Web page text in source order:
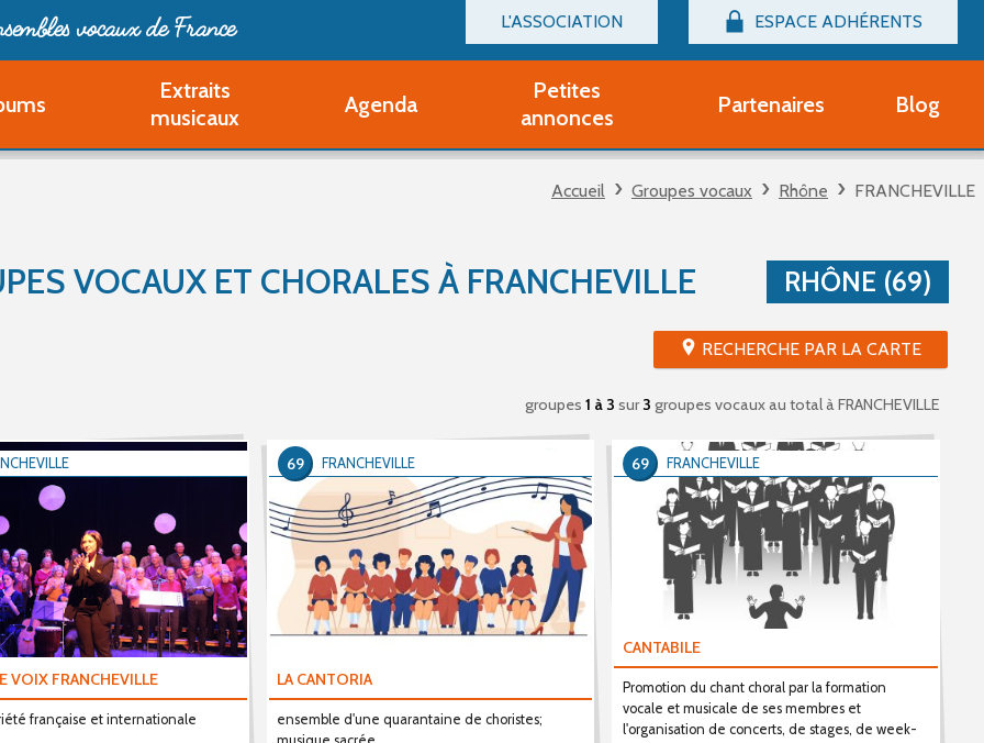
L'ASSOCIATION
Billetterie
Devenir adhérent Groupe Vocal
Devenir adhérent Partenaire
Ouvrir un compte Découverte
ESPACE ADHÉRENTS
Connexion
vocaux de France
Extraits
musicaux
Agenda
Petites
annonces
Partitions d'occasion
Partenaires Blog
Accueil Groupes vocaux Rhône FRANCHEVILLE
VOCAUX ET CHORALES À FRANCHEVILLE RHÔNE (69)
RECHERCHE PAR LA CARTE
groupes 1 à 3 sur3 groupes vocaux au totalà FRANCHEVILLE
VOIX FRANCHEVILLE
française et internationale
LA CANTORIA
ensemble d'une quarantaine de choristes;
FRANCHEVILLE
69
CANTABILE
Promotion du chant choral par la formation
vocale et musicale de ses membres et
l'organisation de concerts, de stages, de week-
FRANCHEVILLE
69